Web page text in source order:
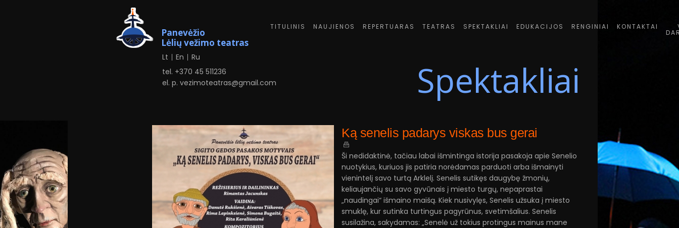
Panevėžio
Lėlių vežimo teatras
Lt En
Ru
tel. +370 45 511236
el. p.vezimoteatras@gmail.com
TITULINIS NAUJIENOS REPERTUARAS TEATRAS SPEKTAKLIAI EDUKACIJOS RENGINIAI KONTAKTAI
Spektakliai
Ką senelis padarys viskas bus gerai
Ši nedidaktinė, tačiau labai išmintinga istorija pasakoja apie Senelio
nuotykius, kuriuos jis patiria norėdamas parduoti arba išmainyti
vienintelį savo turtą Arklelį. Senelis sutikęs daugybę žmonių,
keliaujančių su savo gyvūnais į miesto turgų, nepaprastai
„naudingai“ išmaino maišą. Kiek nusivylęs, Senelis užsuka į miesto
smuklę, kur sutinka turtingus pagyrūnus, svetimšalius. Senelis
susilažina, sakydamas: „Senelė už tokius protingus mainus mane